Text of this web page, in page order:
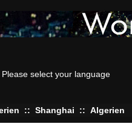
Please select your language
:: Shanghai :: Algerien